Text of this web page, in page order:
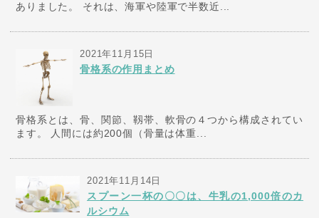
ありました。 それは、海軍や陸軍で半数近...
2021年11月15日
骨格系の作用まとめ
骨格系とは、骨、関節、靱帯、軟骨の４つから構成されてい
ます。 人間には約200個（骨量は体重...
2021年11月14日
スプーン一杯の〇〇は、牛乳の1,000倍のカ
ルシウム